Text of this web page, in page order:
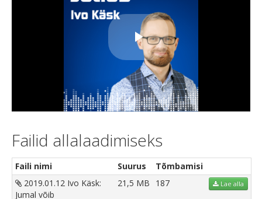
Play
Video
Failid allalaadimiseks
Faili nimi Suurus
Tõmbamisi
2019.01.12 Ivo Käsk:
Jumal võib
21,5 MB 187 Lae alla